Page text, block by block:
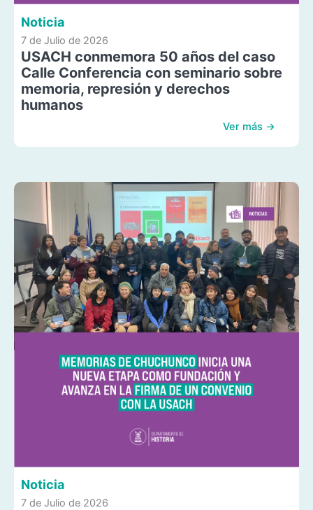
Noticia
7 de Julio de 2026
USACH conmemora 50 años del caso
Calle Conferencia con seminario sobre
memoria, represión y derechos
humanos
Ver más →
Noticia
7 de Julio de 2026